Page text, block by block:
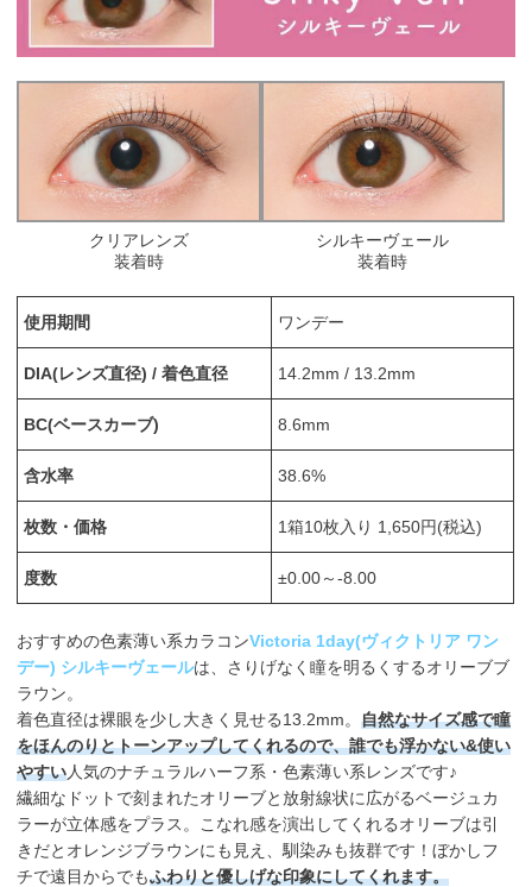
クリアレンズ
装着時
シルキーヴェール
装着時
使用期間 ワンデー
DIA(レンズ直径) / 着色直径 14.2mm / 13.2mm
BC(ベースカーブ) 8.6mm
含水率 38.6%
枚数・価格 1箱10枚入り 1,650円(税込)
度数 ±0.00～-8.00
おすすめの色素薄い系カラコンVictoria 1day(ヴィクトリア ワン
デー) シルキーヴェールは、さりげなく瞳を明るくするオリーブブ
ラウン。
着色直径は裸眼を少し大きく見せる13.2mm。自然なサイズ感で瞳
をほんのりとトーンアップしてくれるので、誰でも浮かない&使い
やすい人気のナチュラルハーフ系・色素薄い系レンズです♪
繊細なドットで刻まれたオリーブと放射線状に広がるベージュカ
ラーが立体感をプラス。こなれ感を演出してくれるオリーブは引
きだとオレンジブラウンにも見え、馴染みも抜群です！ぼかしフ
チで遠目からでもふわりと優しげな印象にしてくれます。